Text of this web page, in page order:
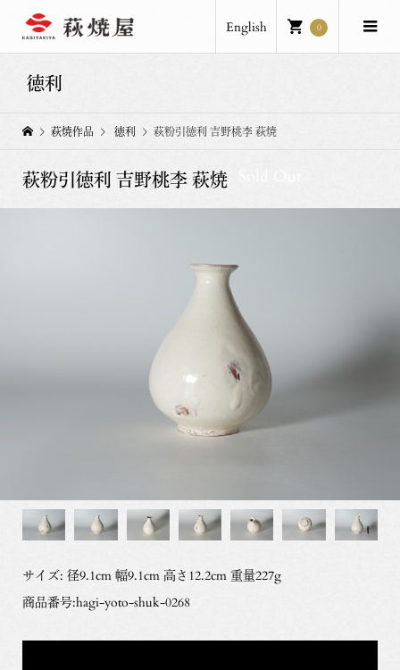
English 0
徳利
萩焼作品 徳利 萩粉引徳利 吉野桃李 萩焼
萩粉引徳利 吉野桃李 萩焼
サイズ: 径9.1cm 幅9.1cm 高さ12.2cm 重量227g
商品番号:hagi-yoto-shuk-0268